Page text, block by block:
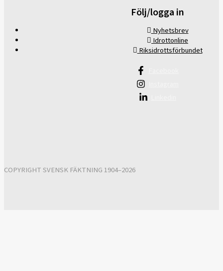
Följ/logga in
Nyhetsbrev
Idrottonline
Riksidrottsförbundet
COPYRIGHT SVENSK FÄKTNING 1904–2026